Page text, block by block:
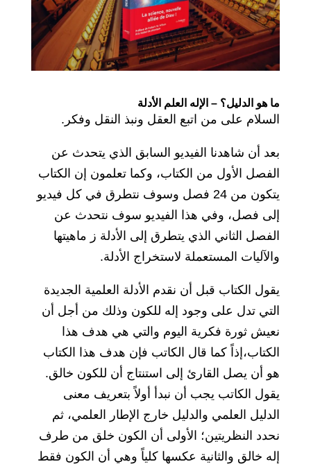
ما هو الدليل؟ – الإله العلم الأدلة
السلام على من اتبع العقل ونبذ النقل وفكر.
بعد أن شاهدنا الفيديو السابق الذي يتحدث عن
الفصل الأول من الكتاب، وكما تعلمون إن الكتاب
يتكون من 24 فصل وسوف نتطرق في كل فيديو
إلى فصل، وفي هذا الفيديو سوف نتحدث عن
الفصل الثاني الذي يتطرق إلى الأدلة ز ماهيتها
والآليات المستعملة لاستخراج الأدلة.
يقول الكتاب قبل أن نقدم الأدلة العلمية الجديدة
التي تدل على وجود إله للكون وذلك من أجل أن
نعيش ثورة فكرية اليوم والتي هي هدف هذا
الكتاب،إذاً كما قال الكاتب فإن هدف هذا الكتاب
هو أن يصل القارئ إلى استنتاج أن للكون خالق.
يقول الكاتب يجب أن نبدأ أولاً بتعريف معنى
الدليل العلمي والدليل خارج الإطار العلمي، ثم
نحدد النظريتين؛ الأولى أن الكون خلق من طرف
إله خالق والثانية عكسها كلياً وهي أن الكون فقط